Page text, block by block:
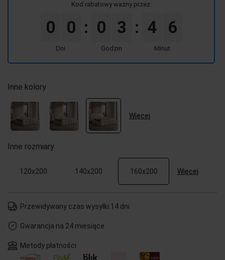
Kod rabatowy ważny przez:
0 0
Dni
: 0 3
Godzin
: 4 6
Minut
Inne kolory
Więcej
Inne rozmiary
120x200 140x200 160x200 Więcej
Przewidywany czas wysyłki:14 dni
Gwarancja na 24 miesiące
Metody płatności